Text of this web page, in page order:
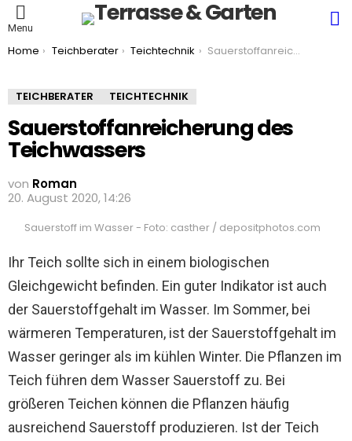
Menu
You are here:
Home Teichberater Teichtechnik Sauerstoffanreicherung des Teichwassers
TEICHBERATER TEICHTECHNIK
Sauerstoffanreicherung des
Teichwassers
von Roman
20. August 2020, 14:26
Sauerstoff im Wasser - Foto: casther / depositphotos.com
Ihr Teich sollte sich in einem biologischen
Gleichgewicht befinden. Ein guter Indikator ist auch
der Sauerstoffgehalt im Wasser. Im Sommer, bei
wärmeren Temperaturen, ist der Sauerstoffgehalt im
Wasser geringer als im kühlen Winter. Die Pflanzen im
Teich führen dem Wasser Sauerstoff zu. Bei
größeren Teichen können die Pflanzen häufig
ausreichend Sauerstoff produzieren. Ist der Teich